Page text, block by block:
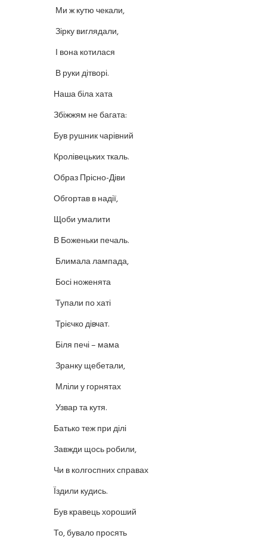
Ми ж кутю чекали,
Зірку виглядали,
І вона котилася
В руки дітворі.
Наша біла хата
Збіжжям не багата:
Був рушник чарівний
Кролівецьких ткаль.
Образ Прісно-Діви
Обгортав в надії,
Щоби умалити
В Боженьки печаль.
Блимала лампада,
Босі ноженята
Тупали по хаті
Трієчко дівчат.
Біля печі – мама
Зранку щебетали,
Мліли у горнятах
Узвар та кутя.
Батько теж при ділі
Завжди щось робили,
Чи в колгоспних справах
Їздили кудись.
Був кравець хороший
То, бувало просять